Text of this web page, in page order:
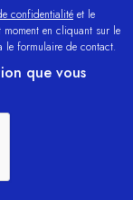
confidentialité et le
moment en cliquant sur le
le formulaire de contact.
que vous